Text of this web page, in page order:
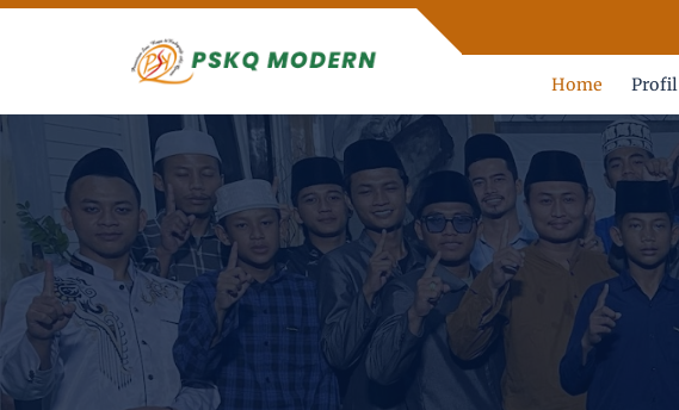
Home Profil